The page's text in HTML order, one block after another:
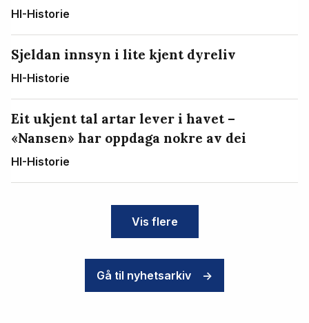
HI-Historie
Sjeldan innsyn i lite kjent dyreliv
HI-Historie
Eit ukjent tal artar lever i havet –
«Nansen» har oppdaga nokre av dei
HI-Historie
Vis flere
Gå til nyhetsarkiv ->